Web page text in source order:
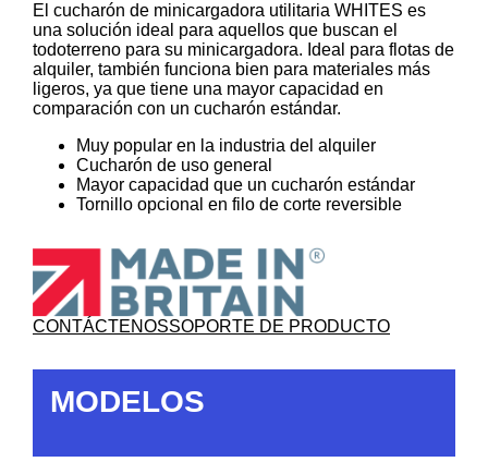
El cucharón de minicargadora utilitaria WHITES es
una solución ideal para aquellos que buscan el
todoterreno para su minicargadora. Ideal para flotas de
alquiler, también funciona bien para materiales más
ligeros, ya que tiene una mayor capacidad en
comparación con un cucharón estándar.
Muy popular en la industria del alquiler
Cucharón de uso general
Mayor capacidad que un cucharón estándar
Tornillo opcional en filo de corte reversible
CONTÁCTENOSSOPORTE DE PRODUCTO
MODELOS